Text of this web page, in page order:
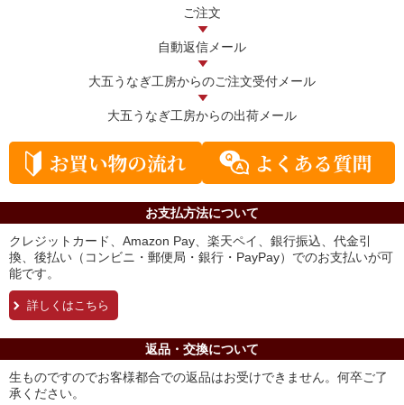
ご注文
自動返信メール
大五うなぎ工房からのご注文受付メール
大五うなぎ工房からの出荷メール
お支払方法について
クレジットカード、Amazon Pay、楽天ペイ、銀行振込、代金引
換、後払い（コンビニ・郵便局・銀行・PayPay）でのお支払いが可
能です。
詳しくはこちら
返品・交換について
生ものですのでお客様都合での返品はお受けできません。何卒ご了
承ください。